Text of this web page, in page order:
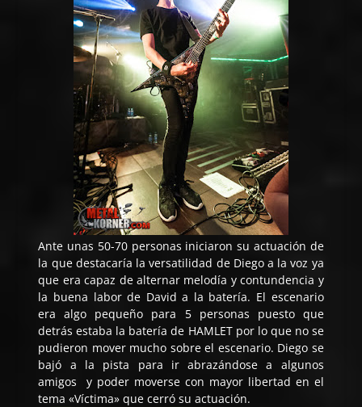
Ante unas 50-70 personas iniciaron su actuación de
la que destacaría la versatilidad de Diego a la voz ya
que era capaz de alternar melodía y contundencia y
la buena labor de David a la batería. El escenario
era algo pequeño para 5 personas puesto que
detrás estaba la batería de HAMLET por lo que no se
pudieron mover mucho sobre el escenario. Diego se
bajó a la pista para ir abrazándose a algunos
amigos y poder moverse con mayor libertad en el
tema «Víctima» que cerró su actuación.